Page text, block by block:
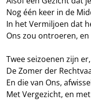
Nog één keer in de
In het Vermiljoen dat
Ons zou ontroeren,
Twee seizoenen zijn
De Zomer der
En die van Ons,
Met Vergezicht, en